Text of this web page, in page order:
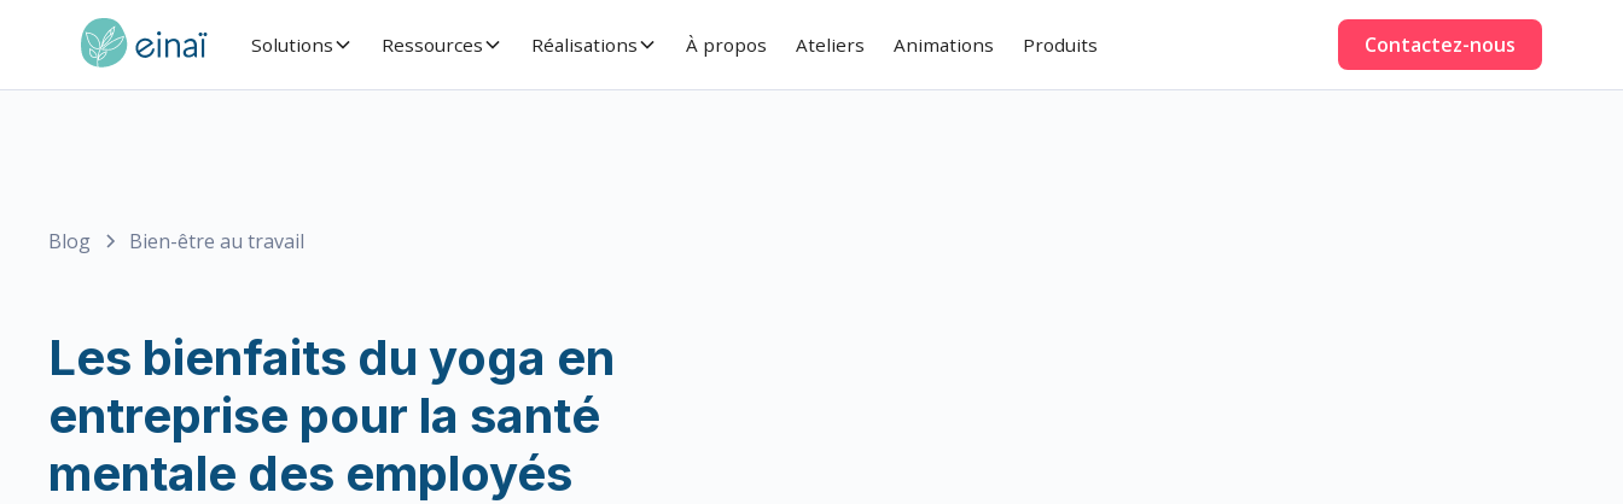
Solutions Ressources Réalisations À propos Ateliers Animations Produits Contactez-nous
Blog Bien-être au travail
Les bienfaits du yoga en
entreprise pour la santé
mentale des employés